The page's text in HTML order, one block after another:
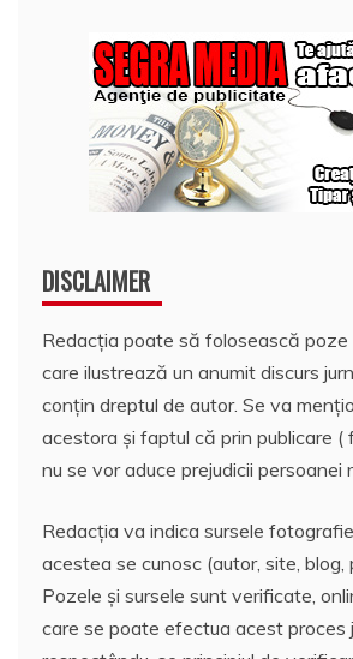
DISCLAIMER
Redacția poate să folosească poze
care ilustrează un anumit discurs
conțin dreptul de autor. Se va
acestora și faptul că prin publicare
nu se vor aduce prejudicii persoanei
Redacția va indica sursele
acestea se cunosc (autor, site, blog,
Pozele și sursele sunt verificate,
care se poate efectua acest proces